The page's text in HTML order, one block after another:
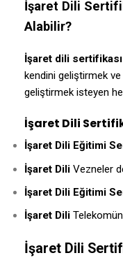
İşaret Dili
Alabilir?
İşaret dili sertifikası
kendini geliştirmek ve
geliştirmek isteyen
İşaret Dili
İşaret Dili Eğitimi
İşaret Dili Vezneler
İşaret Dili Eğitimi
İşaret Dili
İşaret Dili